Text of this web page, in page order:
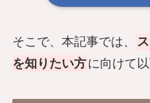
そこで、本記事では、
を知りたい方に向けて